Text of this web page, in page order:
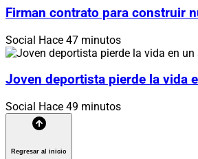
Firman contrato para construir
Social Hace 47 minutos
Joven deportista pierde la vida
Social Hace 49 minutos
Regresar al inicio